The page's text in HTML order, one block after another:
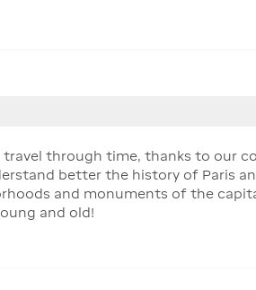
travel through time, thanks to our
better the history of Paris
and monuments of the
and old!